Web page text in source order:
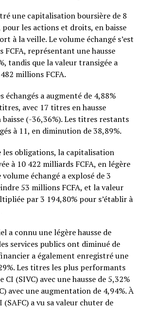
une capitalisation boursière de 8
pour les actions et droits, en baisse
à la veille. Le volume échangé s’est
FCFA, représentant une hausse
tandis que la valeur transigée a
millions FCFA.
échangés a augmenté de 4,88%
avec 17 titres en hausse
baisse (-36,36%). Les titres restants
à 11, en diminution de 38,89%.
les obligations, la capitalisation
à 10 422 milliards FCFA, en légère
volume échangé a explosé de 3
53 millions FCFA, et la valeur
par 3 194,80% pour s’établir à
a connu une légère hausse de
services publics ont diminué de
a également enregistré une
Les titres les plus performants
(SIVC) avec une hausse de 5,32%
avec une augmentation de 4,94%. À
(SAFC) a vu sa valeur chuter de